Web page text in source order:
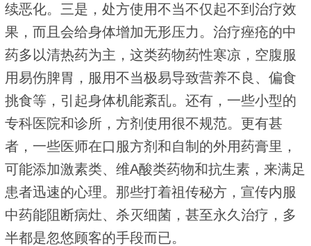
续恶化。三是，处方使用不当不仅起不到治疗效
果，而且会给身体增加无形压力。治疗痤疮的中
药多以清热药为主，这类药物药性寒凉，空腹服
用易伤脾胃，服用不当极易导致营养不良、偏食
挑食等，引起身体机能紊乱。还有，一些小型的
专科医院和诊所，方剂使用很不规范。更有甚
者，一些医师在口服方剂和自制的外用药膏里，
可能添加激素类、维A酸类药物和抗生素，来满足
患者迅速的心理。那些打着祖传秘方，宣传内服
中药能阻断病灶、杀灭细菌，甚至永久治疗，多
半都是忽悠顾客的手段而已。